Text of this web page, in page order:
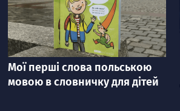
категорія
Мої перші слова польською
мовою в словничку для дiтей